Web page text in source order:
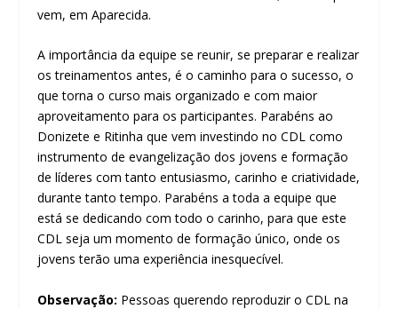
vem, em Aparecida.
A importância da equipe se reunir, se preparar e realizar
os treinamentos antes, é o caminho para o sucesso, o
que torna o curso mais organizado e com maior
aproveitamento para os participantes. Parabéns ao
Donizete e Ritinha que vem investindo no CDL como
instrumento de evangelização dos jovens e formação
de líderes com tanto entusiasmo, carinho e criatividade,
durante tanto tempo. Parabéns a toda a equipe que
está se dedicando com todo o carinho, para que este
CDL seja um momento de formação único, onde os
jovens terão uma experiência inesquecível.
Observação: Pessoas querendo reproduzir o CDL na